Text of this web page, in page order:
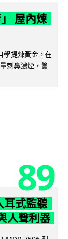
屋內煉
學提煉黃金，在
刺鼻濃煙，驚
89
耳式監聽
人聲利器